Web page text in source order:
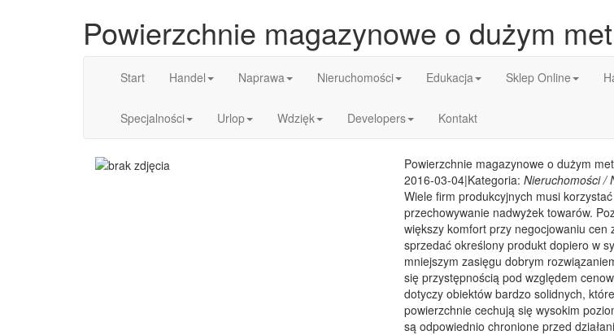
Powierzchnie magazynowe o dużym
Start Handel Naprawa Nieruchomości Edukacja Sklep Online
Specjalności Urlop Wdzięk Developers Kontakt
Powierzchnie magazynowe o dużym
2016-03-04|Kategoria: Nieruchomości /
Wiele firm produkcyjnych musi
przechowywanie nadwyżek towarów.
większy komfort przy negocjowaniu
sprzedać określony produkt dopiero w
mniejszym zasięgu dobrym
się przystępnością pod względem
dotyczy obiektów bardzo solidnych,
powierzchnie cechują się wysokim
są odpowiednio chronione przed